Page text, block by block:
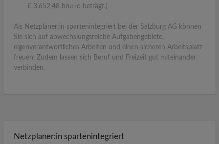
€ 3.652,48 brutto beträgt.)
Als Netzplaner:in spartenintegriert bei der Salzburg AG können
Sie sich auf abwechslungsreiche Aufgabengebiete,
eigenverantwortliches Arbeiten und einen sicheren Arbeitsplatz
freuen. Zudem lassen sich Beruf und Freizeit gut miteinander
verbinden.
Netzplaner:in spartenintegriert